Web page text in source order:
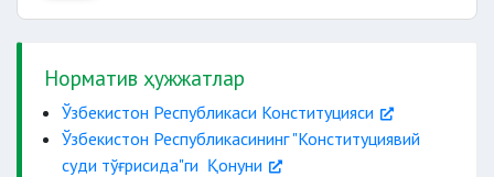
Норматив ҳужжатлар
Ўзбекистон Республикаси Конституцияси
Ўзбекистон Республикасининг "Конституциявий
суди тўғрисида"ги Қонуни